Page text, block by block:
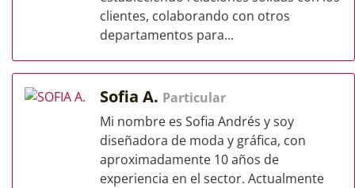
clientes, colaborando con otros
departamentos para...
Sofia A. Particular
Mi nombre es Sofia Andrés y soy
diseñadora de moda y gráfica, con
aproximadamente 10 años de
experiencia en el sector. Actualmente